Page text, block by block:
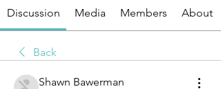
Discussion Media Members About
Back
Shawn Bawerman